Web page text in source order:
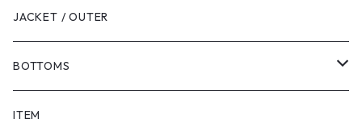
JACKET / OUTER
BOTTOMS
SHORTS
ITEM